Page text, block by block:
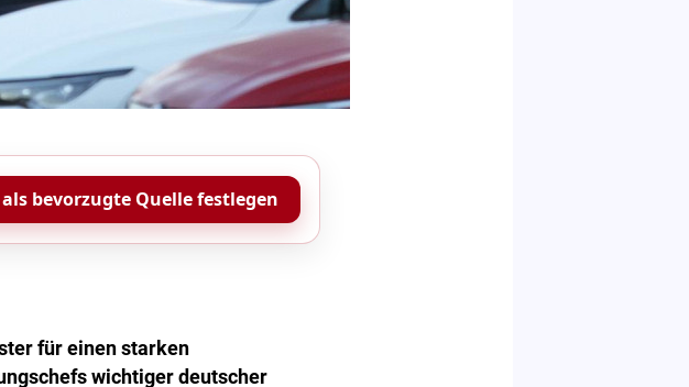
als bevorzugte Quelle festlegen
für einen starken
wichtiger deutscher